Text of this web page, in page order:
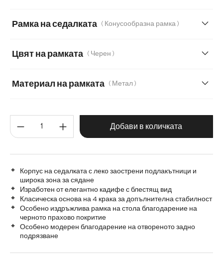
Меко букле Мек текстилен плат с текстура
Микрофибър Микрофибър/Букле
Рамка на седалката ( Конусообразна рамка )
Цвят на рамката ( Черен )
Материал на рамката ( Метал )
Дърво Матирана неръждаема стомана
Количество на продукта:
Добави в количката
Корпус на седалката с леко заострени подлакътници и
широка зона за сядане
Изработен от елегантно кадифе с блестящ вид
Класическа основа на 4 крака за допълнителна стабилност
Особено издръжлива рамка на стола благодарение на
черното прахово покритие
Особено модерен благодарение на отвореното задно
подрязване